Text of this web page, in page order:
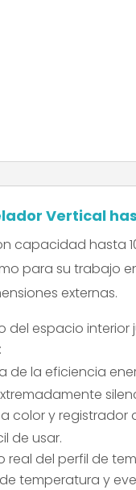
Vertical
capacidad hasta
para su trabajo
externas.
del espacio
de la eficiencia
color y
de usar.
real del perfil de
temperatura y